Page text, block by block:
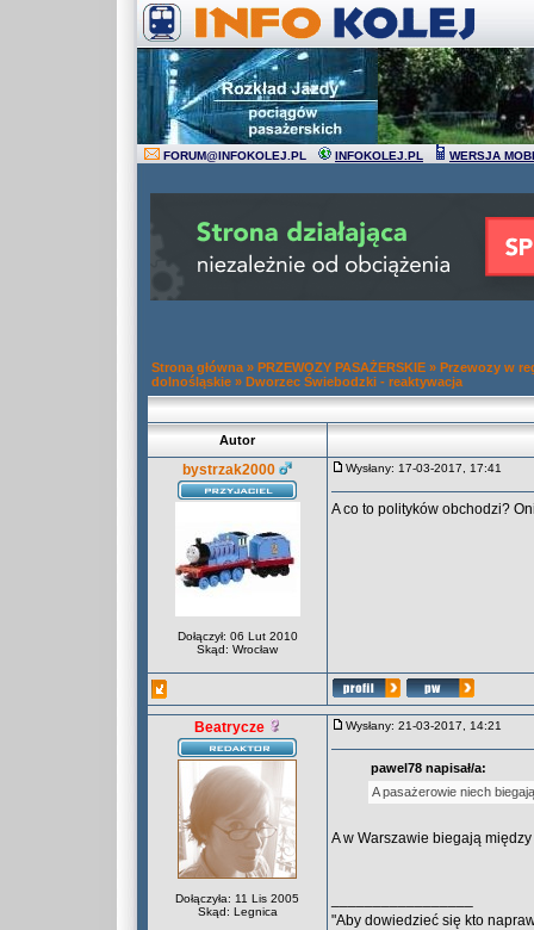
FORUM@INFOKOLEJ.PL INFOKOLEJ.PL WERSJA
Strona główna » PRZEWOZY PASAŻERSKIE » Przewozy w
dolnośląskie » Dworzec Świebodzki - reaktywacja
Autor
bystrzak2000
Dołączył: 06 Lut 2010
Skąd: Wrocław
Wysłany: 17-03-2017, 17:41
A co to polityków obchodzi?
Beatrycze
Dołączyła: 11 Lis 2005
Skąd: Legnica
Wysłany: 21-03-2017, 14:21
pawel78 napisał/a:
A pasażerowie niech
A w Warszawie biegają
"Aby dowiedzieć się kto